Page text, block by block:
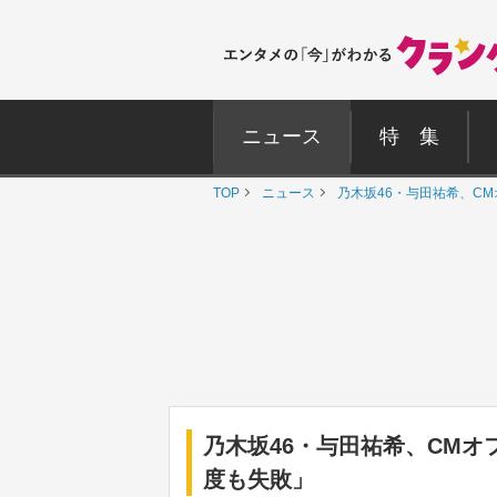
ニュース 特 集
TOP ニュース 乃木坂46・与田祐希、
乃木坂46・与田祐希、CM
度も失敗」